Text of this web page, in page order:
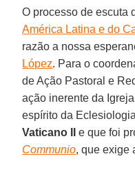
O processo de escuta
América Latina e do
razão a nossa
López. Para o
de Ação Pastoral e
ação inerente da
espírito da
Vaticano II
e que foi
Communio, que exige